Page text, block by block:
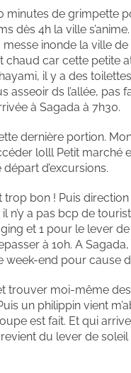
minutes de grimpette
dès 4h la ville
inonde la ville
car cette petite
il y a des
asseoir ds l’allée, pas
à Sagada à 7h30.
dernière portion.
lolll Petit marché
d’excursions.
bon ! Puis direction
a pas bcp de
et 1 pour le lever
à 10h. A Sagada,
week-end pour cause
trouver moi-même
un philippin vient
est fait. Et qui
du lever de soleil